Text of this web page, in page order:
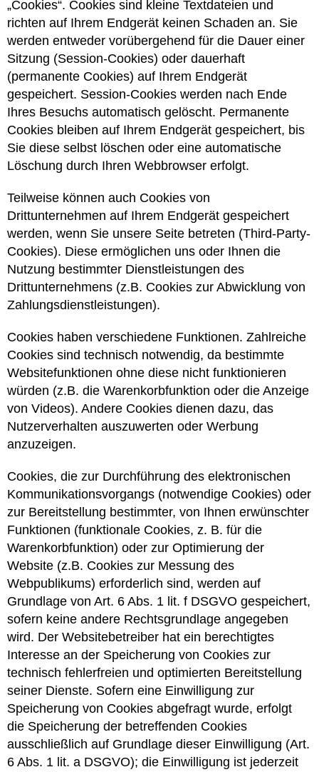
„Cookies“. Cookies sind kleine Textdateien und
richten auf Ihrem Endgerät keinen Schaden an. Sie
werden entweder vorübergehend für die Dauer einer
Sitzung (Session-Cookies) oder dauerhaft
(permanente Cookies) auf Ihrem Endgerät
gespeichert. Session-Cookies werden nach Ende
Ihres Besuchs automatisch gelöscht. Permanente
Cookies bleiben auf Ihrem Endgerät gespeichert, bis
Sie diese selbst löschen oder eine automatische
Löschung durch Ihren Webbrowser erfolgt.
Teilweise können auch Cookies von
Drittunternehmen auf Ihrem Endgerät gespeichert
werden, wenn Sie unsere Seite betreten (Third-Party-
Cookies). Diese ermöglichen uns oder Ihnen die
Nutzung bestimmter Dienstleistungen des
Drittunternehmens (z.B. Cookies zur Abwicklung von
Zahlungsdienstleistungen).
Cookies haben verschiedene Funktionen. Zahlreiche
Cookies sind technisch notwendig, da bestimmte
Websitefunktionen ohne diese nicht funktionieren
würden (z.B. die Warenkorbfunktion oder die Anzeige
von Videos). Andere Cookies dienen dazu, das
Nutzerverhalten auszuwerten oder Werbung
anzuzeigen.
Cookies, die zur Durchführung des elektronischen
Kommunikationsvorgangs (notwendige Cookies) oder
zur Bereitstellung bestimmter, von Ihnen erwünschter
Funktionen (funktionale Cookies, z. B. für die
Warenkorbfunktion) oder zur Optimierung der
Website (z.B. Cookies zur Messung des
Webpublikums) erforderlich sind, werden auf
Grundlage von Art. 6 Abs. 1 lit. f DSGVO gespeichert,
sofern keine andere Rechtsgrundlage angegeben
wird. Der Websitebetreiber hat ein berechtigtes
Interesse an der Speicherung von Cookies zur
technisch fehlerfreien und optimierten Bereitstellung
seiner Dienste. Sofern eine Einwilligung zur
Speicherung von Cookies abgefragt wurde, erfolgt
die Speicherung der betreffenden Cookies
ausschließlich auf Grundlage dieser Einwilligung (Art.
6 Abs. 1 lit. a DSGVO); die Einwilligung ist jederzeit